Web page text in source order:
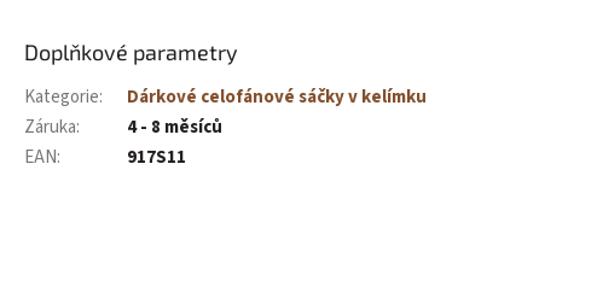
Doplňkové parametry
Kategorie:
Dárkové celofánové sáčky v kelímku
Záruka:
4 - 8 měsíců
EAN: 917S11